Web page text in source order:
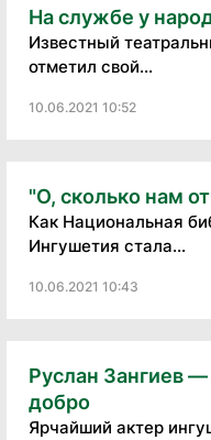
На службе у
Известный
отметил свой...
10.06.2021 10:52
"О, сколько нам
Как Национальная
Ингушетия стала...
10.06.2021 10:43
Руслан Зангиев
добро
Ярчайший актер